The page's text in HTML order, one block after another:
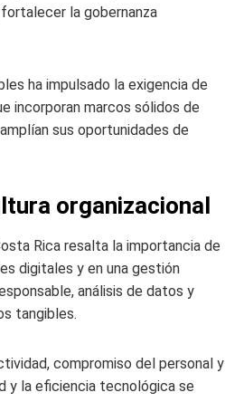
la gobernanza
ha impulsado la exigencia de
incorporan marcos sólidos de
sus oportunidades de
organizacional
Rica resalta la importancia de
digitales y en una gestión
análisis de datos y
tangibles.
compromiso del personal y
y la eficiencia tecnológica se